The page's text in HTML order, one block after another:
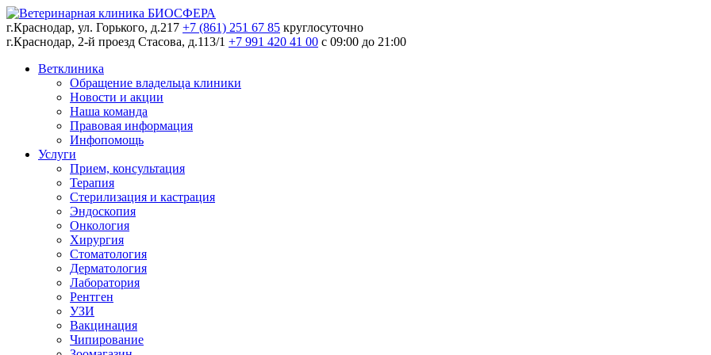
г.Краснодар, ул. Горького, д.217 +7 (861) 251 67 85 круглосуточно
г.Краснодар, 2-й проезд Стасова, д.113/1 +7 991 420 41 00 c 09:00 до 21:00
Ветклиника
Обращение владельца клиники
Новости и акции
Наша команда
Правовая информация
Инфопомощь
Услуги
Прием, консультация
Терапия
Стерилизация и кастрация
Эндоскопия
Онкология
Хирургия
Стоматология
Дерматология
Лаборатория
Рентген
УЗИ
Вакцинация
Чипирование